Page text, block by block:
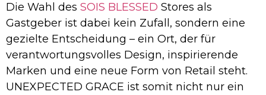
Die Wahl des SOIS BLESSED Stores als
Gastgeber ist dabei kein Zufall, sondern eine
gezielte Entscheidung – ein Ort, der für
verantwortungsvolles Design, inspirierende
Marken und eine neue Form von Retail steht.
UNEXPECTED GRACE ist somit nicht nur ein